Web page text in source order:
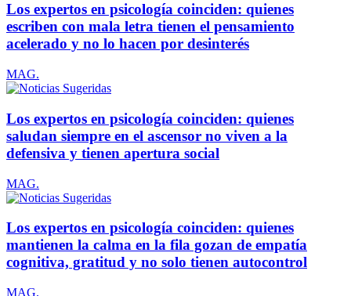
Los expertos en psicología coinciden: quienes
escriben con mala letra tienen el pensamiento
acelerado y no lo hacen por desinterés
MAG.
Los expertos en psicología coinciden: quienes
saludan siempre en el ascensor no viven a la
defensiva y tienen apertura social
MAG.
Los expertos en psicología coinciden: quienes
mantienen la calma en la fila gozan de empatía
cognitiva, gratitud y no solo tienen autocontrol
MAG.